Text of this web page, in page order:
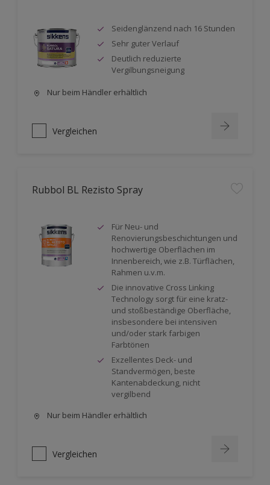
Seidenglänzend nach 16 Stunden
Sehr guter Verlauf
Deutlich reduzierte
Vergilbungsneigung
Nur beim Händler erhältlich
Vergleichen
Rubbol BL Rezisto Spray
Für Neu- und
Renovierungsbeschichtungen und
hochwertige Oberflächen im
Innenbereich, wie z.B. Türflächen,
Rahmen u.v.m.
Die innovative Cross Linking
Technology sorgt für eine kratz-
und stoßbeständige Oberfläche,
insbesondere bei intensiven
und/oder stark farbigen
Farbtönen
Exzellentes Deck- und
Standvermögen, beste
Kantenabdeckung, nicht
vergilbend
Nur beim Händler erhältlich
Vergleichen